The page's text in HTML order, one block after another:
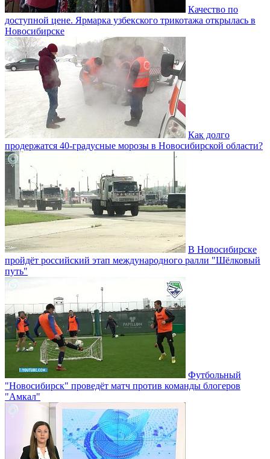
Качество по
доступной цене. Ярмарка узбекского трикотажа открылась в
Новосибирске
Как долго
продержатся 40-градусные морозы в Новосибирской области?
В Новосибирске
пройдёт российский этап международного ралли "Шёлковый
путь"
Футбольный
"Новосибирск" проведёт матч против команды блогеров
"Амкал"